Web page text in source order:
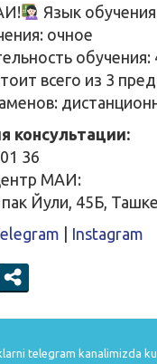
Язык
очное
обучения:
всего из 3
консультации:
36
МАИ:
Йули, 45Б,
Instagram
telegram kanalimizda